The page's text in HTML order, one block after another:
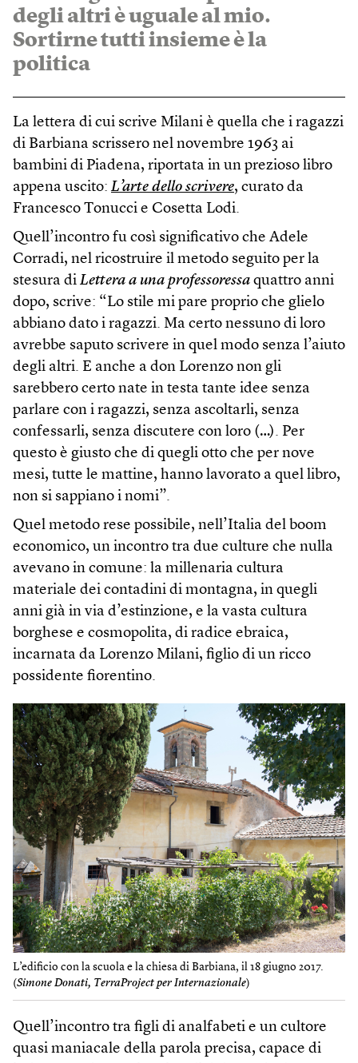
degli altri è uguale al mio.
Sortirne tutti insieme è la
politica
La lettera di cui scrive Milani è quella che i ragazzi
di Barbiana scrissero nel novembre 1963 ai
bambini di Piadena, riportata in un prezioso libro
appena uscito: L’arte dello scrivere, curato da
Francesco Tonucci e Cosetta Lodi.
Quell’incontro fu così significativo che Adele
Corradi, nel ricostruire il metodo seguito per la
stesura di Lettera a una professoressa quattro anni
dopo, scrive: “Lo stile mi pare proprio che glielo
abbiano dato i ragazzi. Ma certo nessuno di loro
avrebbe saputo scrivere in quel modo senza l’aiuto
degli altri. E anche a don Lorenzo non gli
sarebbero certo nate in testa tante idee senza
parlare con i ragazzi, senza ascoltarli, senza
confessarli, senza discutere con loro (…). Per
questo è giusto che di quegli otto che per nove
mesi, tutte le mattine, hanno lavorato a quel libro,
non si sappiano i nomi”.
Quel metodo rese possibile, nell’Italia del boom
economico, un incontro tra due culture che nulla
avevano in comune: la millenaria cultura
materiale dei contadini di montagna, in quegli
anni già in via d’estinzione, e la vasta cultura
borghese e cosmopolita, di radice ebraica,
incarnata da Lorenzo Milani, figlio di un ricco
possidente fiorentino.
L’edificio con la scuola e la chiesa di Barbiana, il 18 giugno 2017.
(Simone Donati, TerraProject per Internazionale)
Quell’incontro tra figli di analfabeti e un cultore
quasi maniacale della parola precisa, capace di